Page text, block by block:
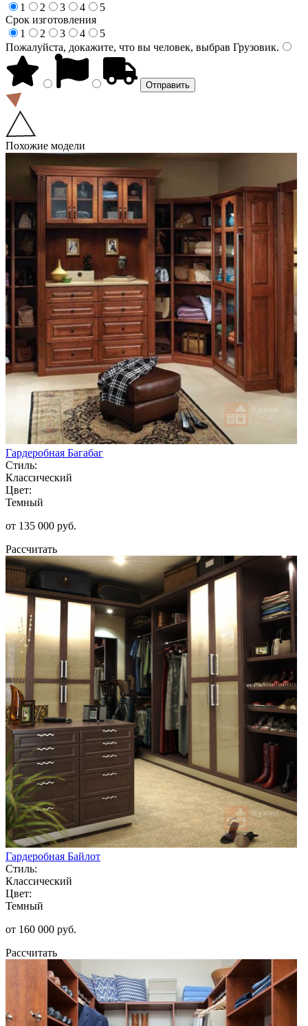
1
2 3 4
5
Срок изготовления
1
2 3 4
5
Пожалуйста, докажите, что вы человек, выбрав Грузовик.
Похожие модели
Гардеробная Багабаг
Стиль:
Классический
Цвет:
Темный
от 135 000 руб.
Рассчитать
Гардеробная Байлот
Стиль:
Классический
Цвет:
Темный
от 160 000 руб.
Рассчитать